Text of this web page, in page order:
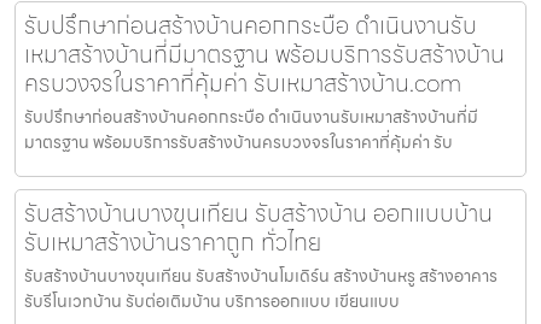
รับปรึกษาก่อนสร้างบ้านคอกกระบือ ดำเนินงานรับ
เหมาสร้างบ้านที่มีมาตรฐาน พร้อมบริการรับสร้างบ้าน
ครบวงจรในราคาที่คุ้มค่า รับเหมาสร้างบ้าน.com
รับปรึกษาก่อนสร้างบ้านคอกกระบือ ดำเนินงานรับเหมาสร้างบ้านที่มี
มาตรฐาน พร้อมบริการรับสร้างบ้านครบวงจรในราคาที่คุ้มค่า รับ
รับสร้างบ้านบางขุนเทียน รับสร้างบ้าน ออกแบบบ้าน
รับเหมาสร้างบ้านราคาถูก ทั่วไทย
รับสร้างบ้านบางขุนเทียน รับสร้างบ้านโมเดิร์น สร้างบ้านหรู สร้างอาคาร
รับรีโนเวทบ้าน รับต่อเติมบ้าน บริการออกแบบ เขียนแบบ